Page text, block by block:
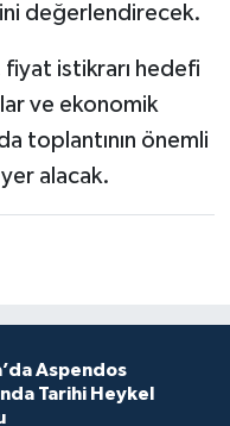
değerlendirecek.
fiyat istikrarı hedefi
ve ekonomik
toplantının önemli
alacak.
Aspendos
Tarihi Heykel